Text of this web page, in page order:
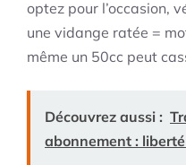
optez pour l’occasion,
une vidange ratée =
même un 50cc peut
Découvrez aussi :
abonnement :